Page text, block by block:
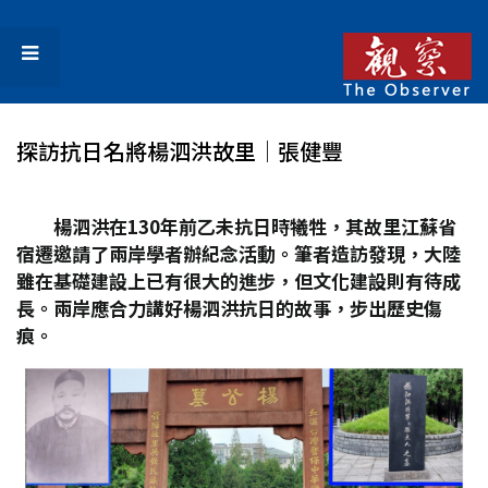
探訪抗日名將楊泗洪故里│張健豐
楊泗洪在130年前乙未抗日時犧牲，其故里江蘇省
宿遷邀請了兩岸學者辦紀念活動。筆者造訪發現，大陸
雖在基礎建設上已有很大的進步，但文化建設則有待成
長。兩岸應合力講好楊泗洪抗日的故事，步出歷史傷
痕。